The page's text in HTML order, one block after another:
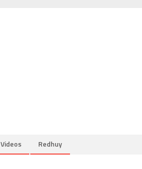
Videos Redhuy